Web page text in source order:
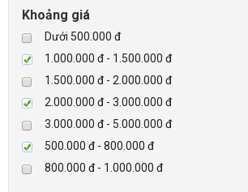
Checkpoint
Paradox-Canada
D-max
HIKVISON
Eguard
Khác
Rapiscan
Khoảng giá
Dưới 500.000 đ
1.000.000 đ - 1.500.000 đ
1.500.000 đ - 2.000.000 đ
2.000.000 đ - 3.000.000 đ
3.000.000 đ - 5.000.000 đ
500.000 đ - 800.000 đ
800.000 đ - 1.000.000 đ
NHÀ THÔNG MINH
LIÊN HỆ